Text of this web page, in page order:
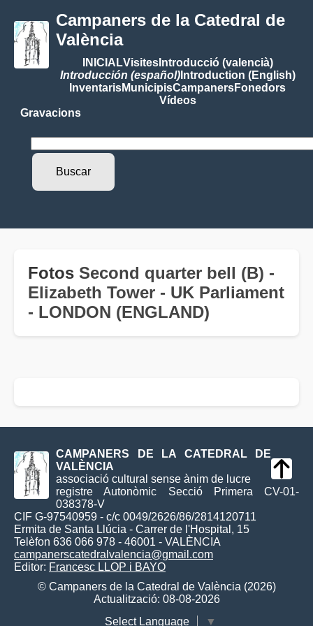
Campaners de la Catedral de
València
INICIALVisitesIntroducció (valencià)
Introducción (español)Introduction (English)
InventarisMunicipisCampanersFonedors
Vídeos
Gravacions
Fotos Second quarter bell (B) -
Elizabeth Tower - UK Parliament
- LONDON (ENGLAND)
CAMPANERS DE LA CATEDRAL DE
VALÈNCIA
associació cultural sense ànim de lucre
registre Autonòmic Secció Primera CV-01-
038378-V
CIF G-97540959 - c/c 0049/2626/86/2814120711
Ermita de Santa Llúcia - Carrer de l'Hospital, 15
Telèfon 636 066 978 - 46001 - VALÈNCIA
campanerscatedralvalencia@gmail.com
Editor: Francesc LLOP i BAYO
© Campaners de la Catedral de València (2026)
Actualització: 08-08-2026
Select Language
▼